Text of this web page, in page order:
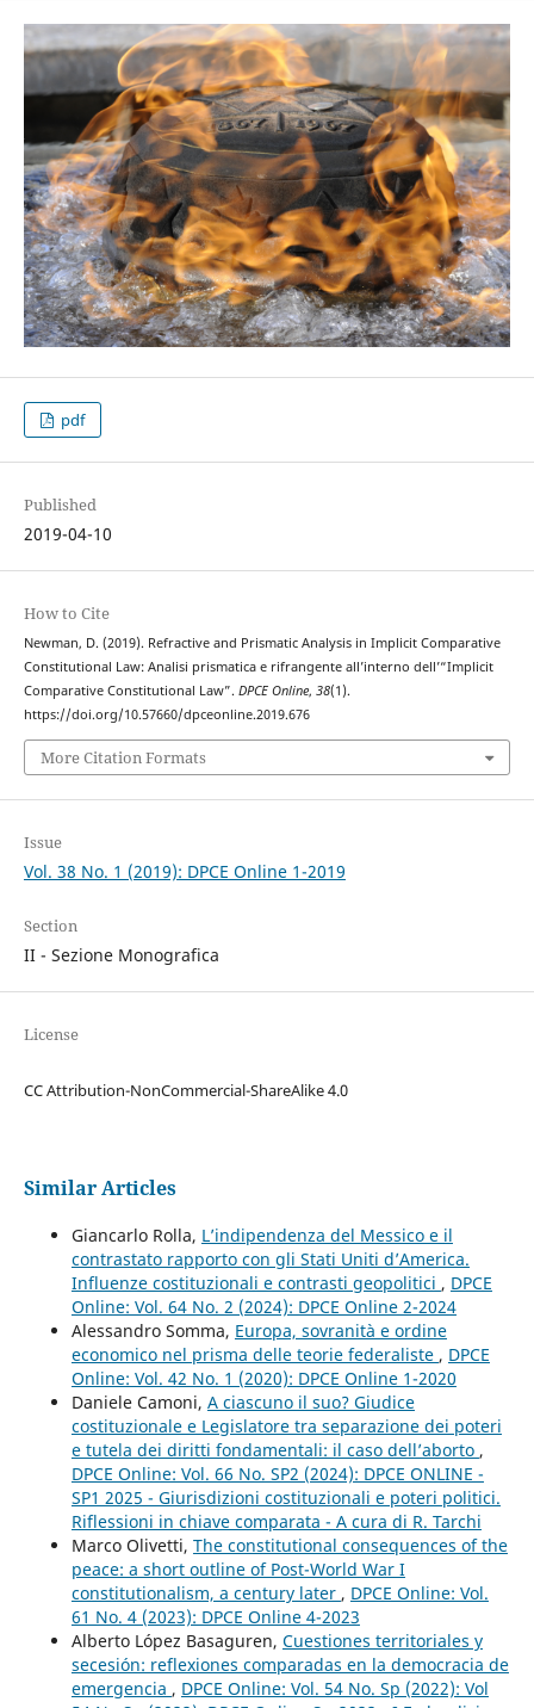
pdf
Published
2019-04-10
How to Cite
Newman, D. (2019). Refractive and Prismatic Analysis in Implicit Comparative
Constitutional Law: Analisi prismatica e rifrangente all’interno dell’“Implicit
Comparative Constitutional Law”. DPCE Online, 38(1).
https://doi.org/10.57660/dpceonline.2019.676
More Citation Formats
Issue
Vol. 38 No. 1 (2019): DPCE Online 1-2019
Section
II - Sezione Monografica
License
CC Attribution-NonCommercial-ShareAlike 4.0
Similar Articles
Giancarlo Rolla, L’indipendenza del Messico e il
contrastato rapporto con gli Stati Uniti d’America.
Influenze costituzionali e contrasti geopolitici , DPCE
Online: Vol. 64 No. 2 (2024): DPCE Online 2-2024
Alessandro Somma, Europa, sovranità e ordine
economico nel prisma delle teorie federaliste , DPCE
Online: Vol. 42 No. 1 (2020): DPCE Online 1-2020
Daniele Camoni, A ciascuno il suo? Giudice
costituzionale e Legislatore tra separazione dei poteri
e tutela dei diritti fondamentali: il caso dell’aborto ,
DPCE Online: Vol. 66 No. SP2 (2024): DPCE ONLINE -
SP1 2025 - Giurisdizioni costituzionali e poteri politici.
Riflessioni in chiave comparata - A cura di R. Tarchi
Marco Olivetti, The constitutional consequences of the
peace: a short outline of Post-World War I
constitutionalism, a century later , DPCE Online: Vol.
61 No. 4 (2023): DPCE Online 4-2023
Alberto López Basaguren, Cuestiones territoriales y
secesión: reflexiones comparadas en la democracia de
emergencia , DPCE Online: Vol. 54 No. Sp (2022): Vol